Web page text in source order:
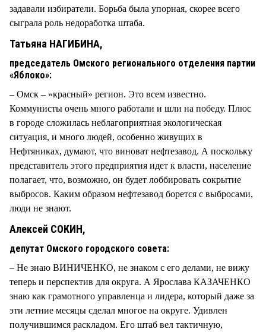
задавали избиратели. Борьба была упорная, скорее всего
сыграла роль недоработка штаба.
Татьяна НАГИБИНА,
председатель Омского регионального отделения партии
«Яблоко»:
– Омск – «красный» регион. Это всем известно.
Коммунисты очень много работали и шли на победу. Плюс
в городе сложилась неблагоприятная экологическая
ситуация, и много людей, особенно живущих в
Нефтяниках, думают, что виноват нефтезавод. А поскольку
представитель этого предприятия идет к власти, население
полагает, что, возможно, он будет лоббировать сокрытие
выбросов. Каким образом нефтезавод борется с выбросами,
люди не знают.
Алексей СОКИН,
депутат Омского городского совета:
– Не знаю ВИНИЧЕНКО, не знаком с его делами, не вижу
теперь и перспектив для округа. А Ярослава КАЗАЧЕНКО
знаю как грамотного управленца и лидера, который даже за
эти летние месяцы сделал многое на округе. Удивлен
получившимся раскладом. Его штаб вел тактичную,